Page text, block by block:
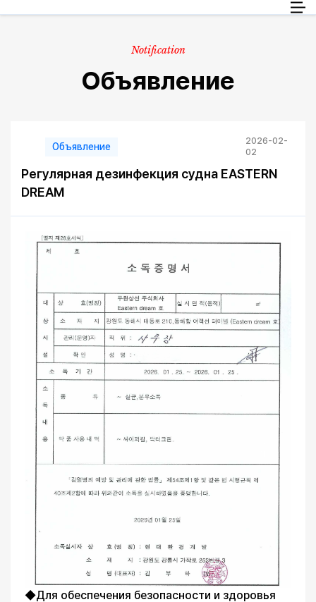
Пассажиры
Обслуживание клиентов
Notification
Объявление
Объявление
Регулярная дезинфекция судна EASTERN
DREAM
2026-02-
02
◆Для обеспечения безопасности и здоровья